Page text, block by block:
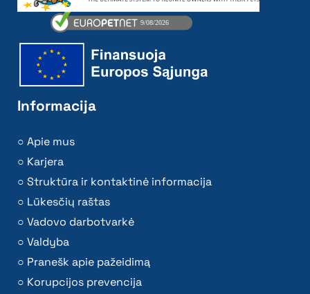
Informacija
Apie mus
Karjera
Struktūra ir kontaktinė informacija
Lūkesčių raštas
Vadovo darbotvarkė
Valdyba
Pranešk apie pažeidimą
Korupcijos prevencija